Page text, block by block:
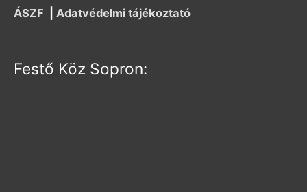
ÁSZF Adatvédelmi tájékoztató
Festő Köz Sopron: